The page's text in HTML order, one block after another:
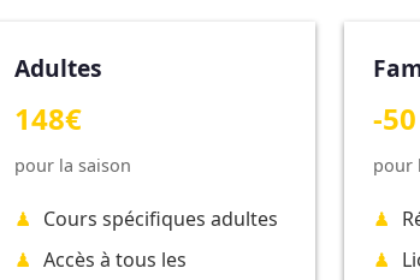
Adultes
148€
pour la saison
Cours spécifiques adultes
Accès à tous les
-
pour